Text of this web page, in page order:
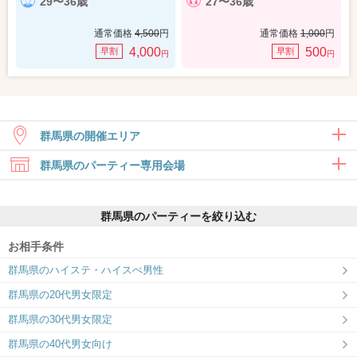
通常価格 4,500円
早割 4,000円
通常価格 1,000円
早割 500円
群馬県の開催エリア
高崎群馬県のパーティー専用会場
ーティースペース♪
群馬県のパーティーを絞り込む
お相手条件
群馬県のハイステ・ハイスぺ男性
群馬県の20代男女限定
群馬県の30代男女限定
群馬県の40代男女向け